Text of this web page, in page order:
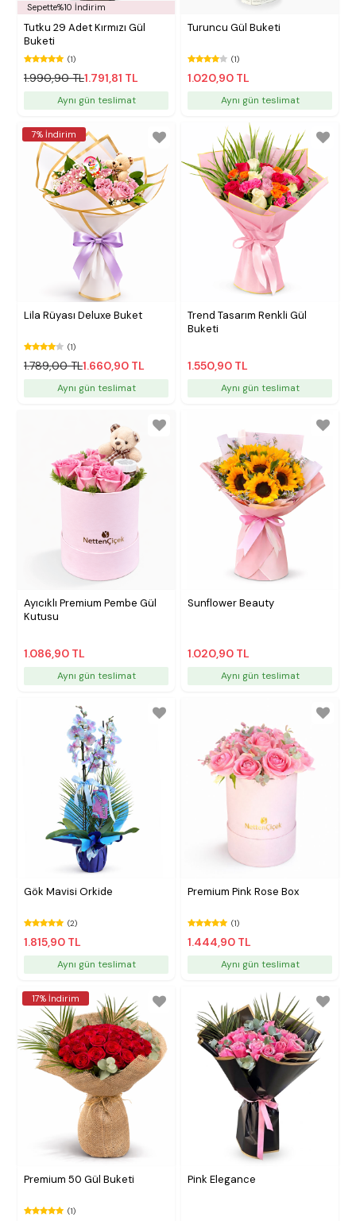
Sepette%10 İndirim
Tutku 29 Adet Kırmızı Gül
Buketi
(1)
1.990,90 TL1.791,81 TL
Aynı gün teslimat
Turuncu Gül Buketi
(1)
1.020,90 TL
Aynı gün teslimat
7% İndirim
Lila Rüyası Deluxe Buket
(1)
1.789,00 TL1.660,90 TL
Aynı gün teslimat
Trend Tasarım Renkli Gül
Buketi
1.550,90 TL
Aynı gün teslimat
Ayıcıklı Premium Pembe Gül
Kutusu
1.086,90 TL
Aynı gün teslimat
Sunflower Beauty
1.020,90 TL
Aynı gün teslimat
Gök Mavisi Orkide
(2)
1.815,90 TL
Aynı gün teslimat
Premium Pink Rose Box
(1)
1.444,90 TL
Aynı gün teslimat
17% İndirim
Premium 50 Gül Buketi
(1)
Pink Elegance